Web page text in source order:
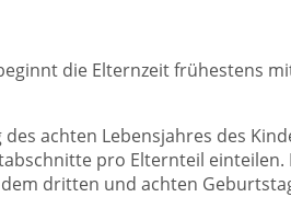
die Elternzeit frühestens
achten Lebensjahres des
pro Elternteil
dritten und achten